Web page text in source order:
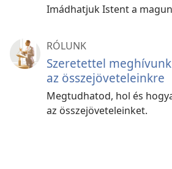
Imádhatjuk Istent a
RÓLUNK
Szeretettel meghívunk
az összejöveteleinkre
Megtudhatod, hol és
az összejöveteleinket.